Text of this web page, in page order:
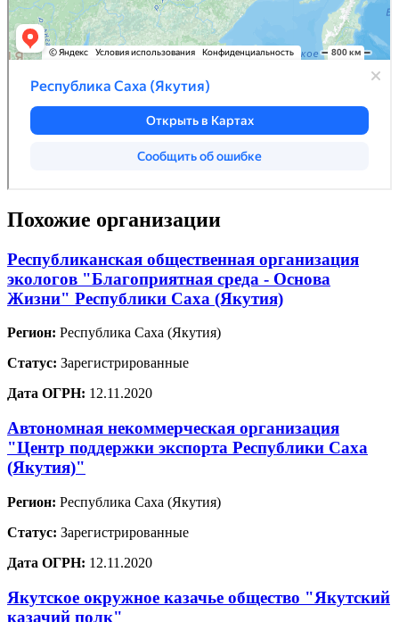
Похожие организации
Республиканская общественная организация
экологов "Благоприятная среда - Основа
Жизни" Республики Саха (Якутия)
Регион: Республика Саха (Якутия)
Статус: Зарегистрированные
Дата ОГРН: 12.11.2020
Автономная некоммерческая организация
"Центр поддержки экспорта Республики Саха
(Якутия)"
Регион: Республика Саха (Якутия)
Статус: Зарегистрированные
Дата ОГРН: 12.11.2020
Якутское окружное казачье общество "Якутский
казачий полк"